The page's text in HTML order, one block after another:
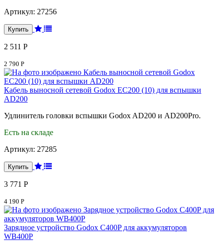
Артикул: 27256
2 511 Р
2 790 Р
Кабель выносной сетевой Godox ЕС200 (10) для вспышки
AD200
Удлинитель головки вспышки Godox AD200 и AD200Pro.
Есть на складе
Артикул: 27285
3 771 Р
4 190 Р
Зарядное устройство Godox C400P для аккумуляторов
WB400P